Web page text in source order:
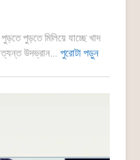
পুড়তে মিলিয়ে যাচ্ছে খাদ
উদভ্রান... পুরোটা পড়ুন